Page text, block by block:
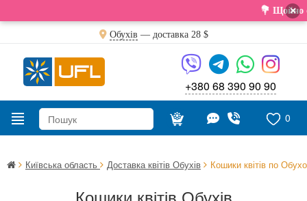
💐 Щойно×
Обухів — доставка 28 $
+380 68 390 90 90
0
Київська область Доставка квітів Обухів Кошики квітів по